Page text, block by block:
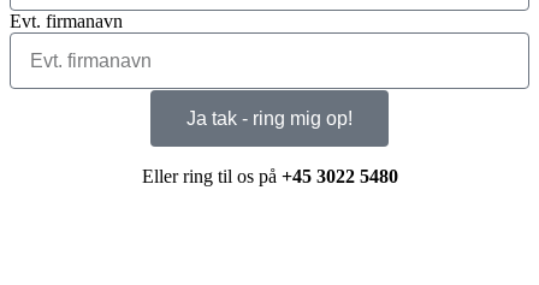
Evt. firmanavn
Ja tak - ring mig op!
Eller ring til os på +45 3022 5480